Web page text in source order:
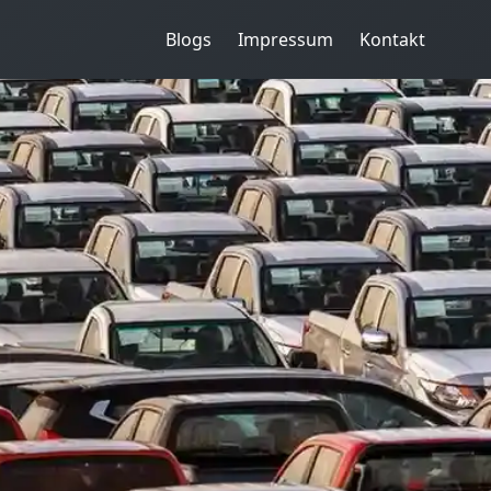
Blogs Impressum Kontakt